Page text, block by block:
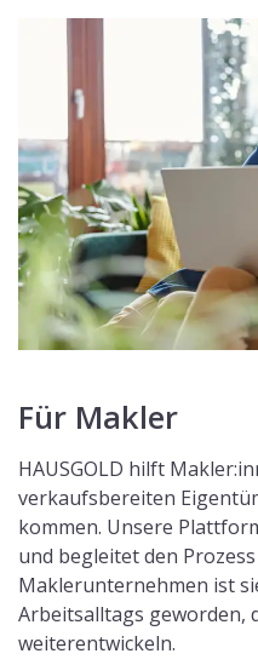
Für Makler
HAUSGOLD hilft
verkaufsbereiten
kommen. Unsere
und begleitet den
Maklerunternehmen ist
Arbeitsalltags geworden,
weiterentwickeln.